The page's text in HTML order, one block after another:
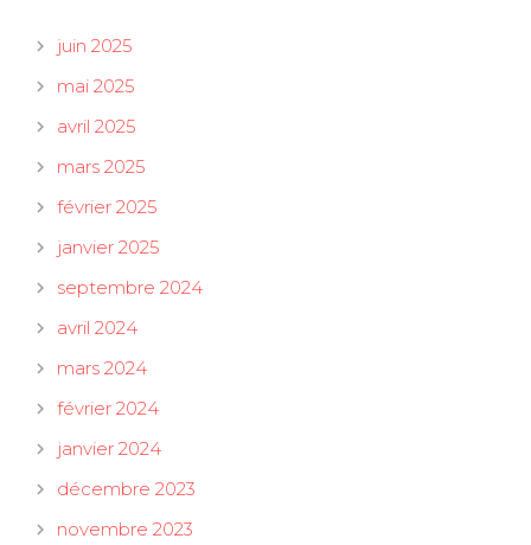
juin 2025
mai 2025
avril 2025
mars 2025
février 2025
janvier 2025
septembre 2024
avril 2024
mars 2024
février 2024
janvier 2024
décembre 2023
novembre 2023